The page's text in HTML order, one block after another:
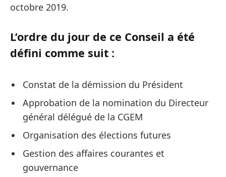
octobre 2019.
L’ordre du jour de ce Conseil a été
défini comme suit :
Constat de la démission du Président
Approbation de la nomination du Directeur
général délégué de la CGEM
Organisation des élections futures
Gestion des affaires courantes et
gouvernance